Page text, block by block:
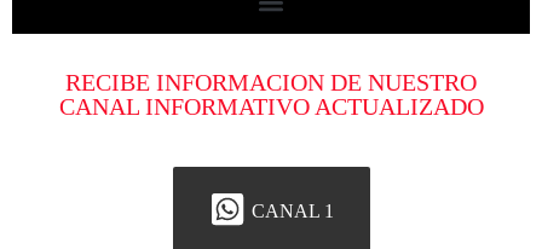
RECIBE INFORMACION DE NUESTRO
CANAL INFORMATIVO ACTUALIZADO
CANAL 1